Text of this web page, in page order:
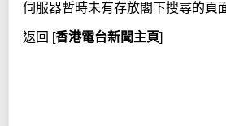
c
h
伺服器暫時未有存放閣下搜尋的頁
返回 [香港電台新聞主頁]